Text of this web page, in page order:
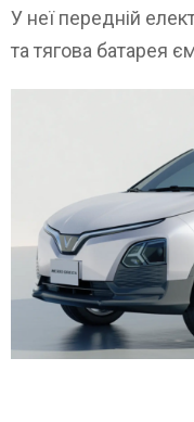
У неї передній
та тягова батарея